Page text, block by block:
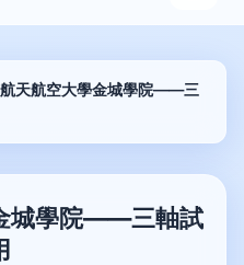
天航空大學金城學院——三
城學院——三軸試